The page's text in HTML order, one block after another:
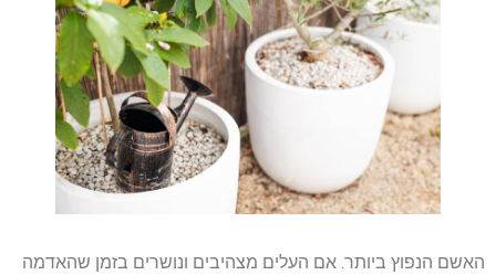
האשם הנפוץ ביותר. אם העלים מצהיבים ונושרים בזמן שהאדמה